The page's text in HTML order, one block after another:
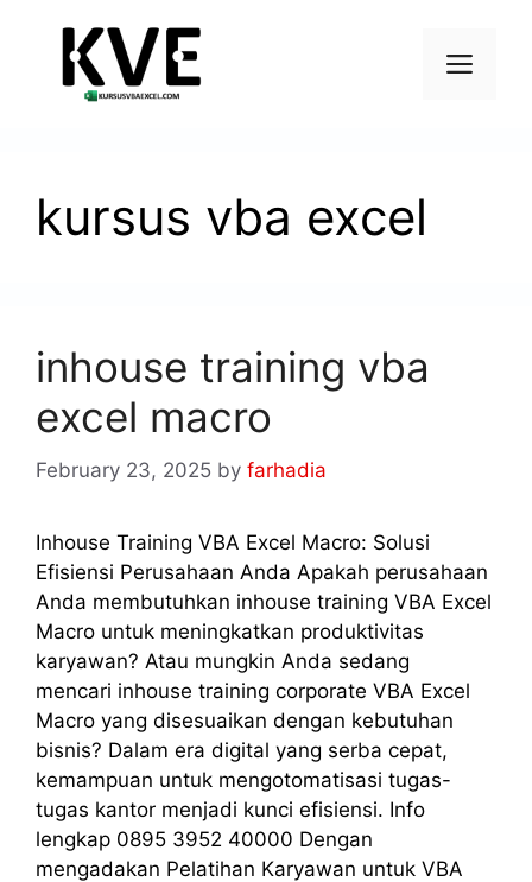
kursus vba excel
inhouse training vba
excel macro
February 23, 2025 by farhadia
Inhouse Training VBA Excel Macro: Solusi
Efisiensi Perusahaan Anda Apakah perusahaan
Anda membutuhkan inhouse training VBA Excel
Macro untuk meningkatkan produktivitas
karyawan? Atau mungkin Anda sedang
mencari inhouse training corporate VBA Excel
Macro yang disesuaikan dengan kebutuhan
bisnis? Dalam era digital yang serba cepat,
kemampuan untuk mengotomatisasi tugas-
tugas kantor menjadi kunci efisiensi. Info
lengkap 0895 3952 40000 Dengan
mengadakan Pelatihan Karyawan untuk VBA